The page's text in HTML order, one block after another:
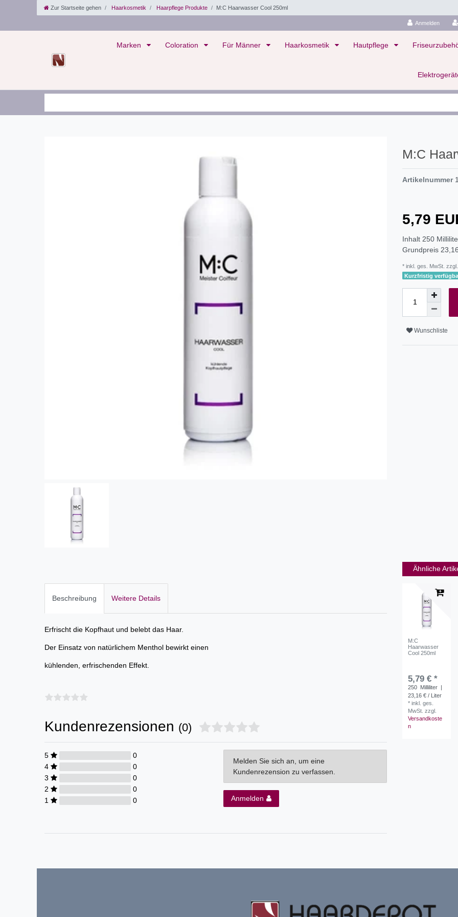
Zur Startseite gehen Haarkosmetik Haarpflege Produkte M:C Haarwasser Cool 250ml
Anmelden
Marken Coloration Für Männer Haarkosmetik Hautpflege
M:C
Artikelnummer
5,79
Inhalt 250
Grundpreis
* inkl. ges. MwSt. zzgl.
Kurzfristig
Wunschliste
Beschreibung Weitere Details
Erfrischt die Kopfhaut und belebt das Haar.
Der Einsatz von natürlichem Menthol bewirkt einen
kühlenden, erfrischenden Effekt.
Kundenrezensionen (0)
5
0
4
0
3
0
2
0
1
0
Melden Sie sich an, um eine
Kundenrezension zu verfassen.
Anmelden
Ähnliche
M:C
Haarwasser
Cool 250ml
5,79 € *
250 Milliliter |
23,16 € / Liter
*inkl. ges.
MwSt. zzgl.
Versandkoste
n